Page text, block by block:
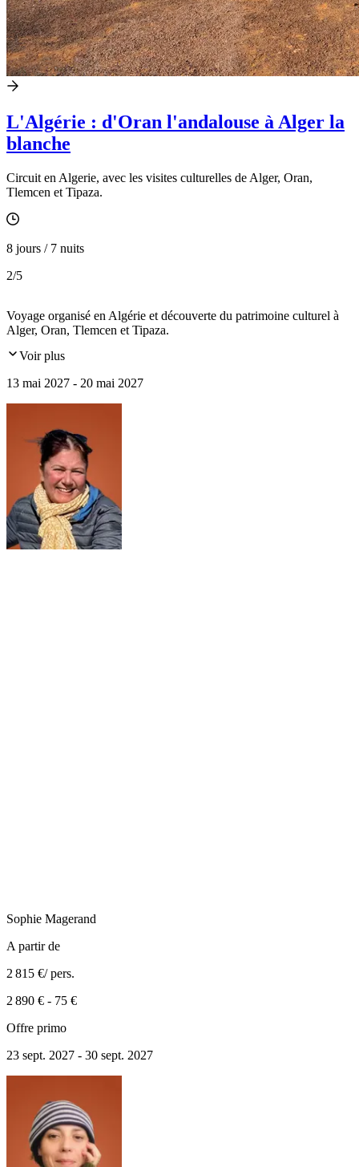
L'Algérie : d'Oran l'andalouse à Alger la
blanche
Circuit en Algerie, avec les visites culturelles de Alger, Oran,
Tlemcen et Tipaza.
8 jours / 7 nuits
2/5
Voyage organisé en Algérie et découverte du patrimoine culturel à
Alger, Oran, Tlemcen et Tipaza.
Voir plus
13 mai 2027 - 20 mai 2027
Sophie Magerand
A partir de
2 815 €/ pers.
2 890 € - 75 €
Offre primo
23 sept. 2027 - 30 sept. 2027